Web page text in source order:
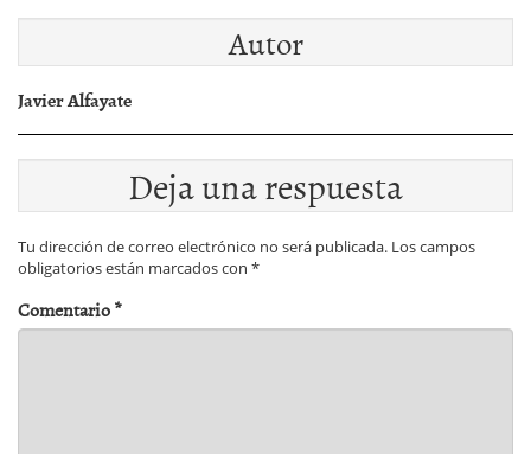
Autor
Javier Alfayate
Deja una respuesta
Tu dirección de correo electrónico no será publicada. Los campos
obligatorios están marcados con *
Comentario*